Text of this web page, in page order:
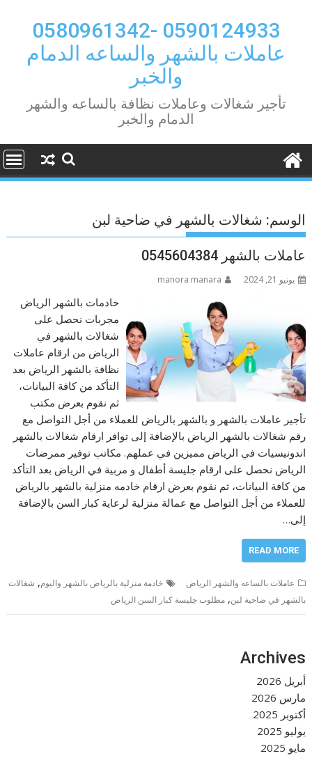
content
0590124933 -0580961342
عاملات بالشهر والساعه الدمام
والخبر
تأجير شغالات وعاملات نظافة بالساعه والشهر
الدمام والخبر
الوسم: شغالات بالشهر في ضاحية لبن
عاملات بالشهر 0545604384
يونيو 21, 2024 manora manara
خادمات بالشهر الرياض
مجربات نحصل على
شغالات بالشهر في
الرياض من ارقام عاملات
نظافة بالشهر الرياض بعد
التأكد من كافة البيانات،
ثم نقوم بعرض مكتب
تأجير عاملات بالشهر و بالشهر بالرياض للعملاء من أجل التواصل مع
رقم شغالات بالشهر الرياض بالإضافة إلى توافر ارقام شغالات بالشهر
اندونيسيات في الرياض مميزين في عملهم. مكاتب توفير ممرضات
الرياض نحصل على ارقام جليسة أطفال و مربية في الرياض بعد التأكد
من كافة البيانات، ثم نقوم بعرض ارقام خادمه منزلية بالشهر بالرياض
للعملاء من أجل التواصل مع عمالة منزلية لرعاية كبار السن بالإضافة
إلى…
READ MORE
عاملات بالساعه والشهر الرياض خادمة منزلية بالرياض بالشهر واليوم, شغالات
بالشهر في ضاحية لبن,مطلوب جليسة كبار السن الرياض
Archives
أبريل 2026
مارس 2026
أكتوبر 2025
يوليو 2025
مايو 2025